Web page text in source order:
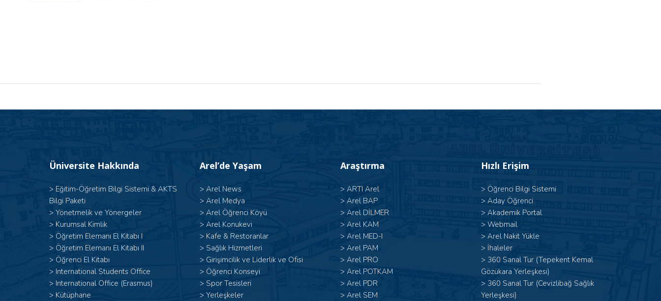
Üniversite Hakkında
> Eğitim-Öğretim Bilgi Sistemi & AKTS
Bilgi Paketi
> Yönetmelik ve Yönergeler
> Kurumsal Kimlik
> Öğretim Elemanı El Kitabı I
> Öğretim Elemanı El Kitabı II
> Öğrenci El Kitabı
> International Students Office
> International Office (Erasmus)
> Kütüphane
Arel’de Yaşam
> Arel News
> Arel Medya
> Arel Öğrenci Köyü
> Arel Konukevi
> Kafe & Restoranlar
> Sağlık Hizmetleri
> Girişimcilik ve Liderlik ve Ofisi
> Öğrenci Konseyi
> Spor Tesisleri
> Yerleşkeler
Araştırma
> ARTI Arel
> Arel BAP
> Arel DİLMER
> Arel KAM
> Arel MED-I
> Arel PAM
> Arel PRO
> Arel POTKAM
> Arel PDR
> Arel SEM
Hızlı Erişim
> Öğrenci Bilgi Sistemi
> Aday Öğrenci
> Akademik Portal
> Webmail
> Arel Nakit Yükle
> İhaleler
> 360 Sanal Tur (Tepekent Kemal
Gözükara Yerleşkesi)
> 360 Sanal Tur (Cevizlibağ Sağlık
Yerleşkesi)